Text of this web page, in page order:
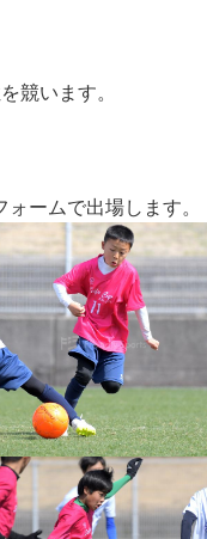
競います。
ームで出場します。